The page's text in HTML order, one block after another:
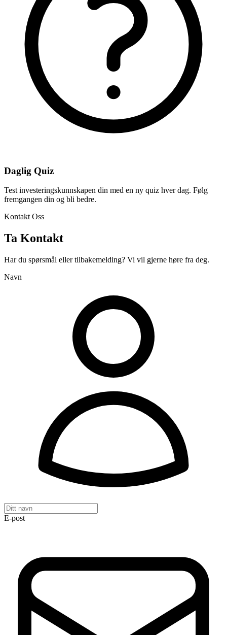
Daglig Quiz
Test investeringskunnskapen din med en ny quiz hver dag. Følg
fremgangen din og bli bedre.
Kontakt Oss
Ta Kontakt
Har du spørsmål eller tilbakemelding? Vi vil gjerne høre fra deg.
Navn
E-post